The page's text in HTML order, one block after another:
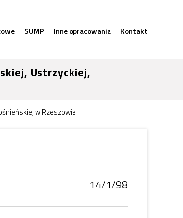
SUMP Inne opracowania Kontakt
Ustrzyckiej,
w Rzeszowie
14/1/98